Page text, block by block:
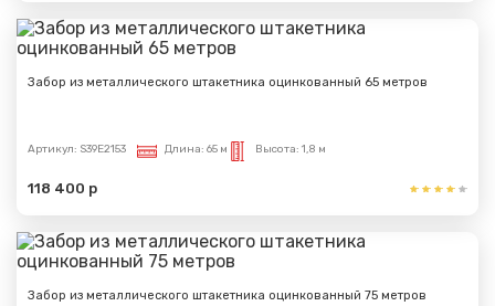
Забор из металлического штакетника оцинкованный 65 метров
Артикул: S39E2153 Длина: 65 м Высота: 1,8 м
118 400 р
Забор из металлического штакетника оцинкованный 75 метров